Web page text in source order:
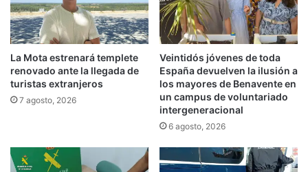
La Mota estrenará templete
renovado ante la llegada de
turistas extranjeros
7 agosto, 2026
Veintidós jóvenes de toda
España devuelven la ilusión a
los mayores de Benavente en
un campus de voluntariado
intergeneracional
6 agosto, 2026